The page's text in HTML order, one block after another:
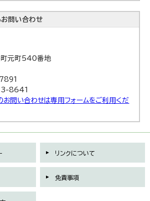
お問い合わせ
町元町540番地
8641
お問い合わせは専用フォームをご利用くだ
リンクについて
免責事項